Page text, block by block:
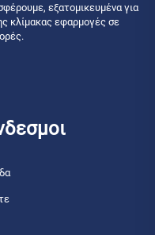
εξατομικευμένα για
κλίμακας εφαρμογές σε